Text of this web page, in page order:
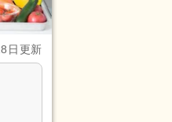
日更新